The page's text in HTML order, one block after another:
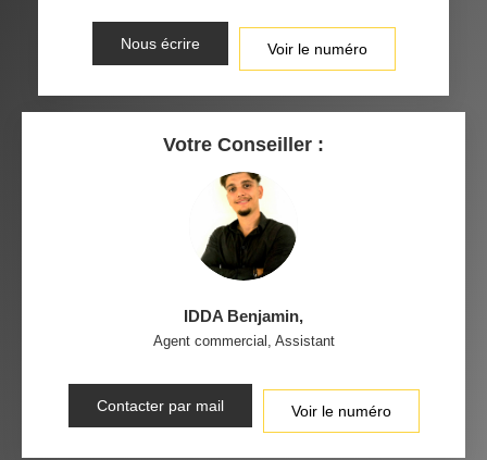
Nous écrire Voir le numéro
Votre Conseiller :
IDDA Benjamin,
Agent commercial, Assistant
Contacter par mail Voir le numéro